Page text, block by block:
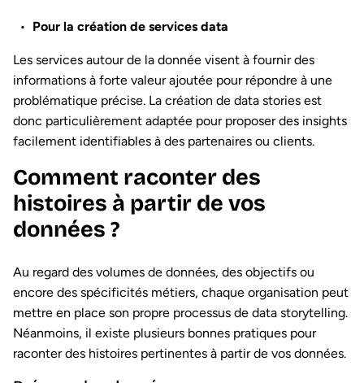
Pour la création de services data
Les services autour de la donnée visent à fournir des
informations à forte valeur ajoutée pour répondre à une
problématique précise. La création de data stories est
donc particulièrement adaptée pour proposer des insights
facilement identifiables à des partenaires ou clients.
Comment raconter des
histoires à partir de vos
données ?
Au regard des volumes de données, des objectifs ou
encore des spécificités métiers, chaque organisation peut
mettre en place son propre processus de data storytelling.
Néanmoins, il existe plusieurs bonnes pratiques pour
raconter des histoires pertinentes à partir de vos données.